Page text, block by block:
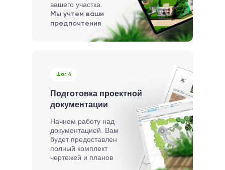
Шаг 4
Подготовка проектной
документации
Начнем работу над
документацией. Вам
будет предоставлен
полный комплект
чертежей и планов
вашего участка.
Мы учтем ваши
предпочтения